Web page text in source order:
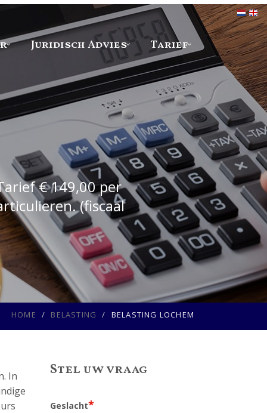
Juridisch Advies
Tarief
€ 149,00 per
(fiscaal
HOME BELASTING BELASTING LOCHEM
In
Stel uw vraag
Geslacht*